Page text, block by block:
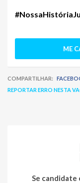
ME
COMPARTILHAR:
REPORTAR ERRO NESTA
Se candidate